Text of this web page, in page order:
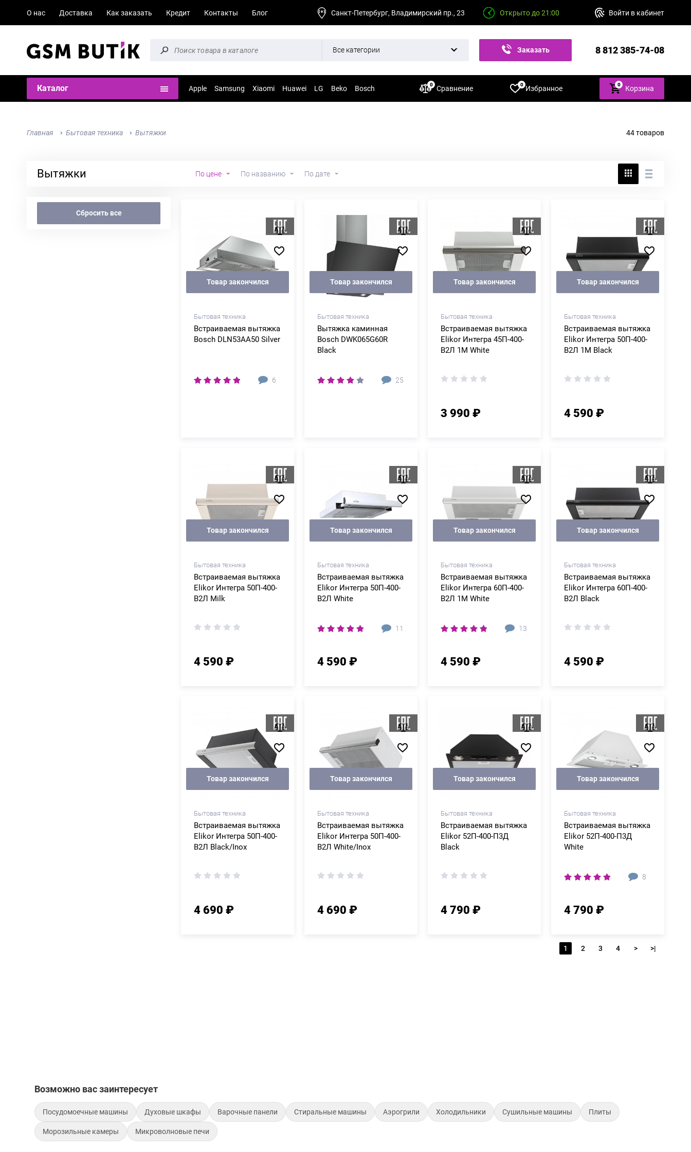
О нас Доставка Как заказать Кредит Контакты Блог Санкт-Петербург, Владимирский пр., 23 Открыто до 21:00 Войти в кабинет
Все категории Заказать 8 812 385-74-08
Каталог Apple Samsung Xiaomi Huawei LG Beko Bosch Сравнение
0 Избранное
0 0 Корзина
Главная Бытовая техника Вытяжки
Вытяжки По цене По названию По дате
44 товаров
Сбросить все
Товар закончился
Бытовая техника
Встраиваемая вытяжка
Bosch DLN53AA50 Silver
6
Товар закончился
Бытовая техника
Вытяжка каминная
Bosch DWK065G60R
Black
25
Товар закончился
Бытовая техника
Встраиваемая вытяжка
Elikor Интегра 45П-400-
В2Л 1M White
3 990 ₽
Товар закончился
Бытовая техника
Встраиваемая вытяжка
Elikor Интегра 50П-400-
В2Л 1M Black
4 590 ₽
Товар закончился
Бытовая техника
Встраиваемая вытяжка
Elikor Интегра 50П-400-
В2Л Milk
4 590 ₽
Товар закончился
Бытовая техника
Встраиваемая вытяжка
Elikor Интегра 50П-400-
В2Л White
11
4 590 ₽
Товар закончился
Бытовая техника
Встраиваемая вытяжка
Elikor Интегра 60П-400-
В2Л 1M White
13
4 590 ₽
Товар закончился
Бытовая техника
Встраиваемая вытяжка
Elikor Интегра 60П-400-
В2Л Black
4 590 ₽
Товар закончился
Бытовая техника
Встраиваемая вытяжка
Elikor Интегра 50П-400-
В2Л Black/Inox
4 690 ₽
Товар закончился
Бытовая техника
Встраиваемая вытяжка
Elikor Интегра 50П-400-
В2Л White/Inox
4 690 ₽
Товар закончился
Бытовая техника
Встраиваемая вытяжка
Elikor 52П-400-П3Д
Black
4 790 ₽
Товар закончился
Бытовая техника
Встраиваемая вытяжка
Elikor 52П-400-П3Д
White
8
4 790 ₽
1 2 3 4 > >|
Возможно вас заинтересует
Посудомоечные машины Духовые шкафы Варочные панели Стиральные машины Аэрогрили Холодильники Сушильные машины Плиты
Морозильные камеры Микроволновые печи